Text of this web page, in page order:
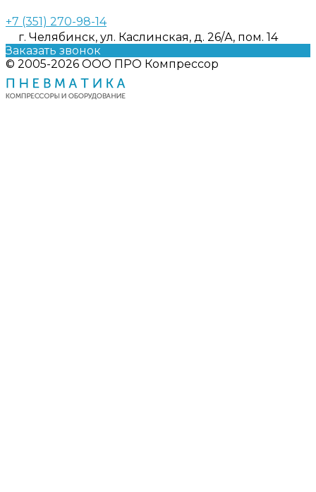
+7 (351) 270-98-14
г. Челябинск, ул. Каслинская, д. 26/А, пом. 14
Заказать звонок
© 2005-2026 ООО ПРО Компрессор